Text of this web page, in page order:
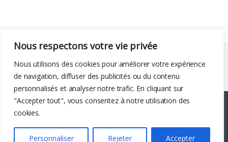
Nous respectons votre vie privée
Nous utilisons des cookies pour améliorer votre expérience
de navigation, diffuser des publicités ou du contenu
personnalisés et analyser notre trafic. En cliquant sur
"Accepter tout", vous consentez à notre utilisation des
cookies.
Personnaliser Rejeter Accepter
Liens utiles